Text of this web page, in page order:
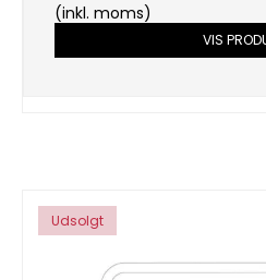
(inkl. moms)
VIS
Udsolgt